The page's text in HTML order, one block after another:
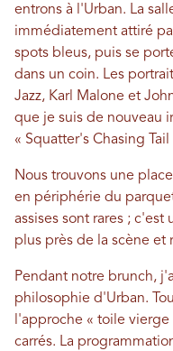
entrons à l'Urban. La
immédiatement attiré
spots bleus, puis se
dans un coin. Les
Jazz, Karl Malone et
que je suis de nouveau
« Squatter's Chasing Tail
Nous trouvons une
en périphérie du
assises sont rares ; c'est
plus près de la scène et
Pendant notre brunch,
philosophie d'Urban.
l'approche « toile
carrés. La